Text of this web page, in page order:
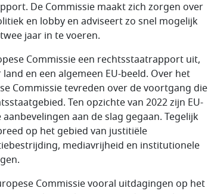
De Commissie maakt zich zorgen over
en lobby en adviseert zo snel mogelijk
jaar in te voeren.
Commissie een rechtsstaatrapport uit,
en een algemeen EU-beeld. Over het
Commissie tevreden over de voortgang die
Ten opzichte van 2022 zijn EU-
aan de slag gegaan. Tegelijk
op het gebied van justitiële
mediavrijheid en institutionele
Commissie vooral uitdagingen op het